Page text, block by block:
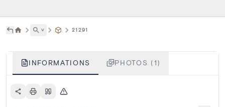
˅ 21291
INFORMATIONS PHOTOS (1)